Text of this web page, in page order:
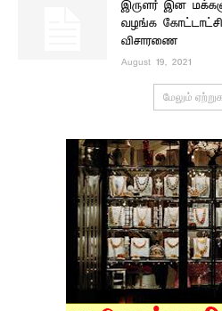
இருளர் இன
வழங்க
விசாரணை
August 19, 2021
மேலும்